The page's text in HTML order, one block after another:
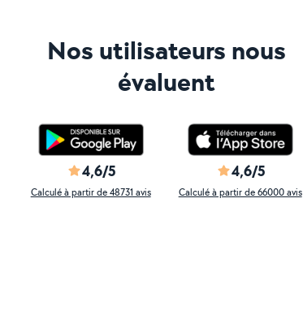
Nos utilisateurs nous
évaluent
4,6/5
Calculé à partir de 48731 avis
4,6/5
Calculé à partir de 66000 avis